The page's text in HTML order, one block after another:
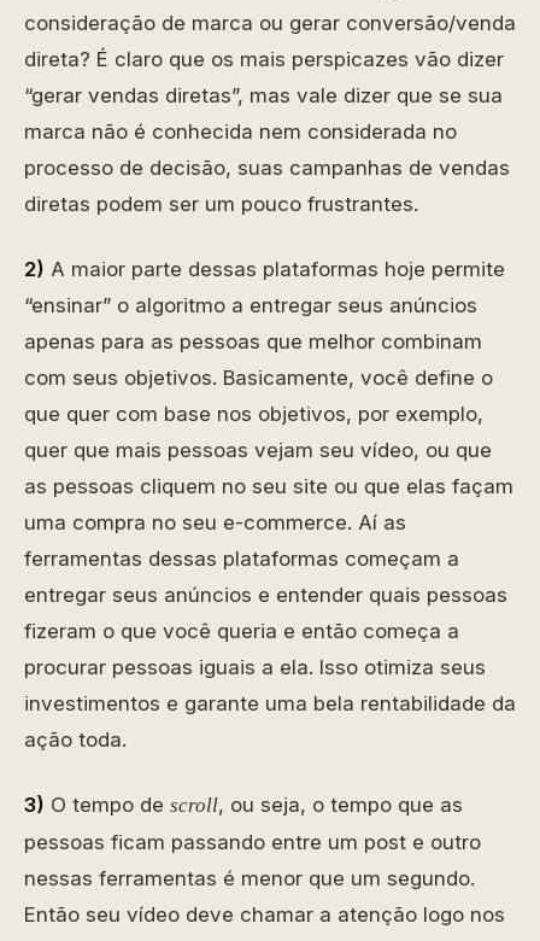
consideração de marca ou gerar conversão/venda
direta? É claro que os mais perspicazes vão dizer
“gerar vendas diretas”, mas vale dizer que se sua
marca não é conhecida nem considerada no
processo de decisão, suas campanhas de vendas
diretas podem ser um pouco frustrantes.
2) A maior parte dessas plataformas hoje permite
“ensinar” o algoritmo a entregar seus anúncios
apenas para as pessoas que melhor combinam
com seus objetivos. Basicamente, você define o
que quer com base nos objetivos, por exemplo,
quer que mais pessoas vejam seu vídeo, ou que
as pessoas cliquem no seu site ou que elas façam
uma compra no seu e-commerce. Aí as
ferramentas dessas plataformas começam a
entregar seus anúncios e entender quais pessoas
fizeram o que você queria e então começa a
procurar pessoas iguais a ela. Isso otimiza seus
investimentos e garante uma bela rentabilidade da
ação toda.
3) O tempo de scroll, ou seja, o tempo que as
pessoas ficam passando entre um post e outro
nessas ferramentas é menor que um segundo.
Então seu vídeo deve chamar a atenção logo nos